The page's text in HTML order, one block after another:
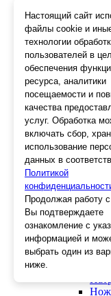
Ещё
Настоящий сайт
файлы cookie и
технологии
пользователей в
обеспечения
ресурса, аналитики
посещаемости и
качества
услуг. Обработка
включать сбор,
использование
данных в
Политикой
Продолжая работу
Вы подтверждаете
ознакомление с
информацией и
выбрать один из
ниже.